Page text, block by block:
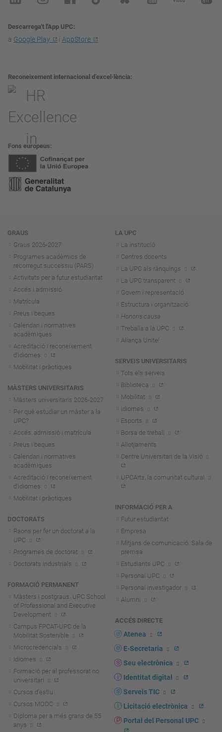
Descarrega't l'App UPC
a Google Play i AppStore
Reconeixement internacional d’excel·lència
Fons europeus
Navegació
GRAUS
Graus 2026-2027
Programes acadèmics de
recorregut successiu (PARS)
Activitats per a futur estudiantat
Accés i admissió
Matrícula
Preus i beques
Calendari i normatives
acadèmiques
Acreditació i reconeixement
d'idiomes
Mobilitat i pràctiques
MÀSTERS UNIVERSITARIS
Màsters universitaris 2026-2027
Per què estudiar un màster a la
UPC?
Accés, admissió i matrícula
Preus i beques
Calendari i normatives
acadèmiques
Acreditació i reconeixement
d'idiomes
Mobilitat i pràctiques
DOCTORATS
Raons per fer un doctorat a la
UPC
Programes de doctorat
Doctorats industrials
FORMACIÓ PERMANENT
Màsters i postgraus. UPC School
of Professional and Executive
Development
Campus FPCAT-UPC de la
Mobilitat Sostenible
Microcredencials
Idiomes
Formació per al professorat no
universitari
Cursos d'estiu
Cursos MOOC
Diploma per a més grans de 55
anys
LA UPC
La institució
Centres docents
La UPC als rànquings
La UPC transparent
Govern i representació
Estructura i organització
Honoris causa
Treballa a la UPC
Aliança Unite!
SERVEIS UNIVERSITARIS
Tots els serveis
Biblioteca
Mobilitat
Idiomes
Esports
Borsa de treball
Allotjaments
Centre Universitari de la Visió
UPCArts, la comunitat cultural
INFORMACIÓ PER A
Futur estudiantat
Empresa
Mitjans de comunicació. Sala de
premsa
Estudiants UPC
Personal UPC
Personal investigador
Alumni
ACCÉS DIRECTE
Atenea
E-Secretaria
Seu electrònica
Identitat digital
Serveis TIC
Licitació electrònica
Portal del Personal UPC